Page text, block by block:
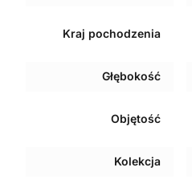
Kraj pochodzenia
Głębokość
Objętość
Kolekcja